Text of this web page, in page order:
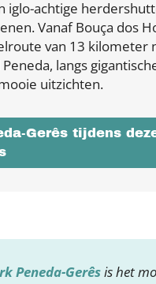
iglo-achtige
Vanaf Bouça dos
van 13 kilometer
langs
uitzichten.
Gerês tijdens
Peneda-Gerêsis het